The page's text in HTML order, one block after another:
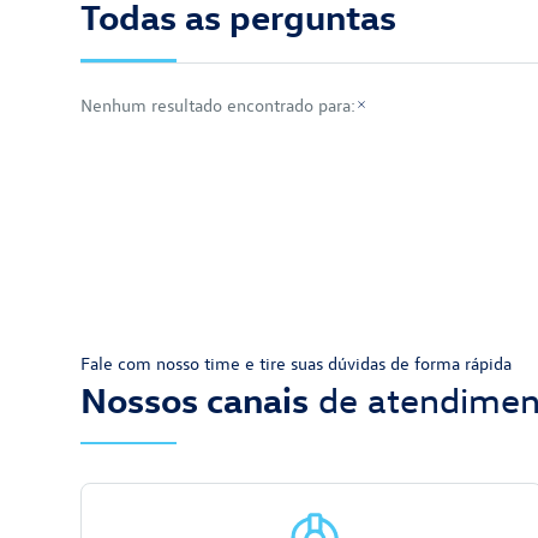
Todas as perguntas
Nenhum resultado encontrado para:
Nossos canais de
Fale com nosso time e tire suas dúvidas de forma rápida